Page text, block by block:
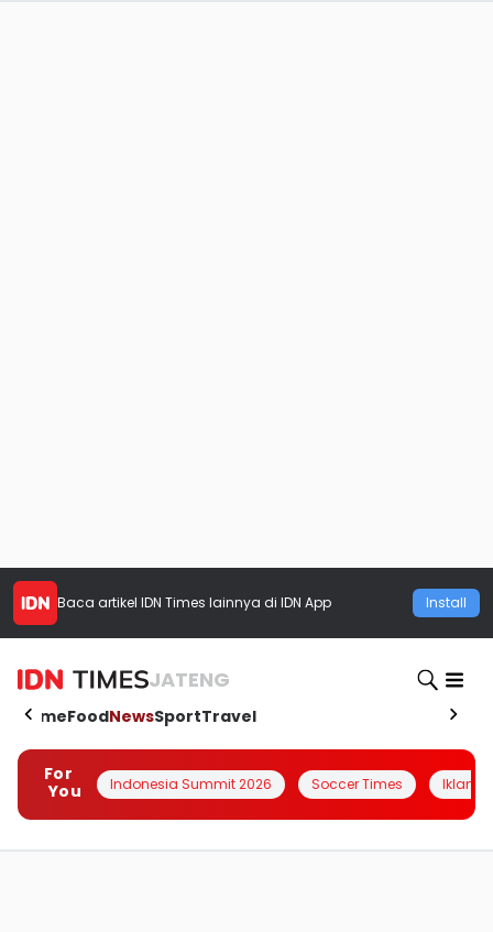
Baca artikel IDN Times lainnya di IDN App Install
JATENG
HomeFoodNewsSportTravel
For
You
Indonesia Summit 2026 Soccer Times Iklanin